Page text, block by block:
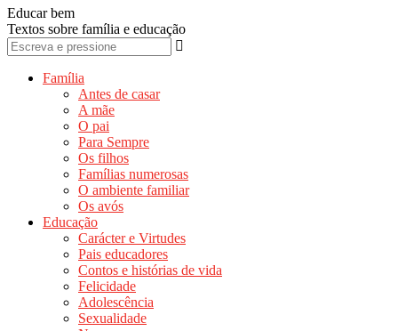
Educar bem
Textos sobre família e educação
Família
Antes de casar
A mãe
O pai
Para Sempre
Os filhos
Famílias numerosas
O ambiente familiar
Os avós
Educação
Carácter e Virtudes
Pais educadores
Contos e histórias de vida
Felicidade
Adolescência
Sexualidade